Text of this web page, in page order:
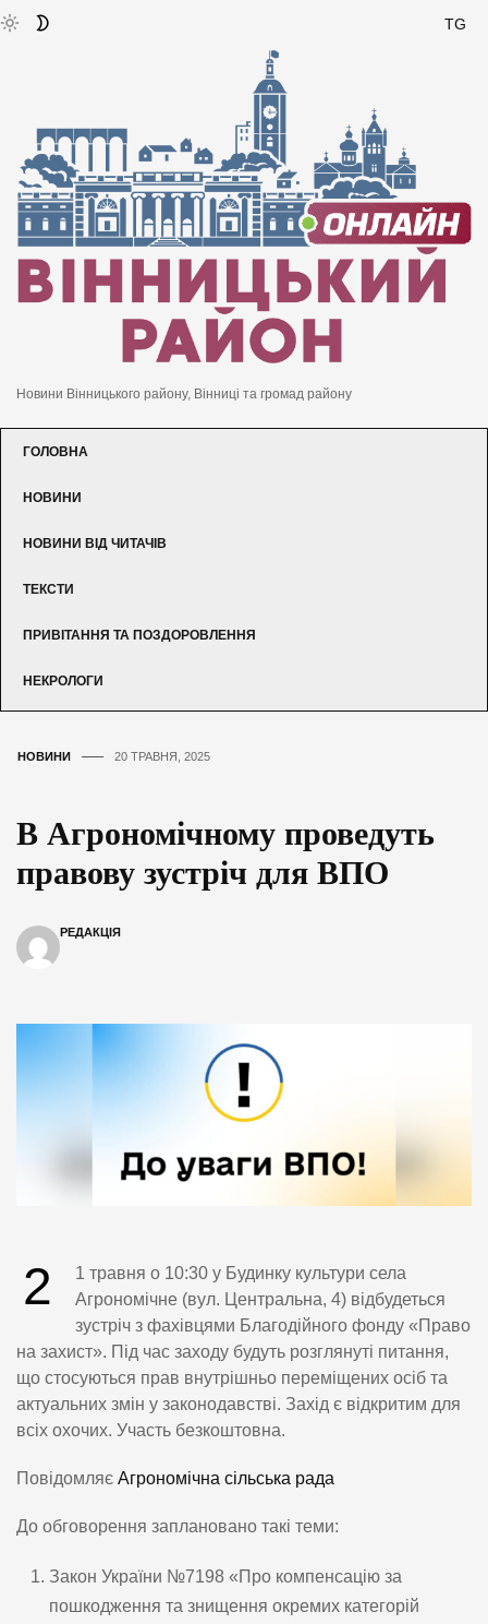
TG
Новини Вінницького району, Вінниці та громад району
ГОЛОВНА
НОВИНИ
НОВИНИ ВІД ЧИТАЧІВ
ТЕКСТИ
ПРИВІТАННЯ ТА ПОЗДОРОВЛЕННЯ
НЕКРОЛОГИ
НОВИНИ 20 ТРАВНЯ, 2025
В Агрономічному проведуть
правову зустріч для ВПО
РЕДАКЦІЯ
2
1 травня о 10:30 у Будинку культури села
Агрономічне (вул. Центральна, 4) відбудеться
зустріч з фахівцями Благодійного фонду «Право
на захист». Під час заходу будуть розглянуті питання,
що стосуються прав внутрішньо переміщених осіб та
актуальних змін у законодавстві. Захід є відкритим для
всіх охочих. Участь безкоштовна.
Повідомляє Агрономічна сільська рада
До обговорення заплановано такі теми:
Закон України №7198 «Про компенсацію за
пошкодження та знищення окремих категорій